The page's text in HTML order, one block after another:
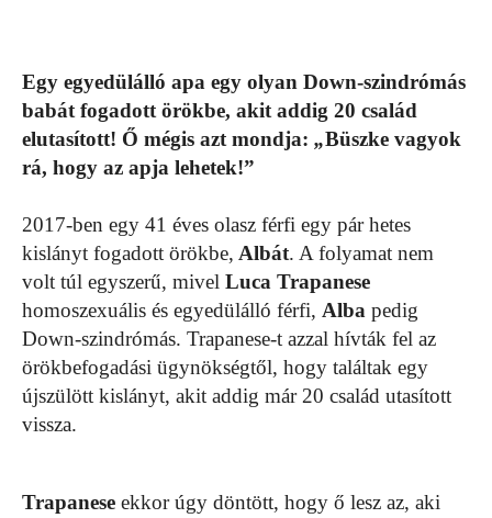
Egy egyedülálló apa egy olyan Down-szindrómás
babát fogadott örökbe, akit addig 20 család
elutasított! Ő mégis azt mondja: „Büszke vagyok
rá, hogy az apja lehetek!”
2017-ben egy 41 éves olasz férfi egy pár hetes
kislányt fogadott örökbe, Albát. A folyamat nem
volt túl egyszerű, mivel Luca Trapanese
homoszexuális és egyedülálló férfi, Alba pedig
Down-szindrómás. Trapanese-t azzal hívták fel az
örökbefogadási ügynökségtől, hogy találtak egy
újszülött kislányt, akit addig már 20 család utasított
vissza.
Trapanese ekkor úgy döntött, hogy ő lesz az, aki